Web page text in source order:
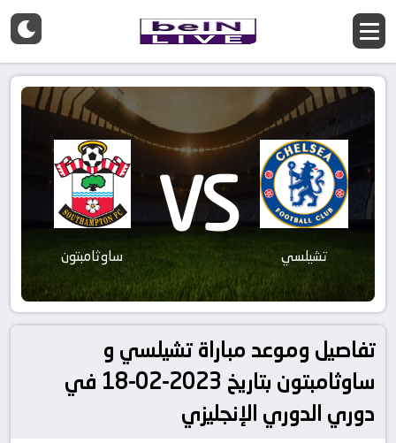
تشيلسي VS ساوثامبتون
تفاصيل وموعد مباراة تشيلسي و
ساوثامبتون بتاريخ 2023-02-18 في
دوري الدوري الإنجليزي